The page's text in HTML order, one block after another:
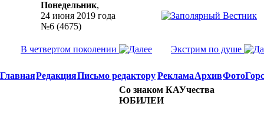
Понедельник,
24 июня 2019 года
№6 (4675)
В четвертом поколении Экстрим по душе
ГлавнаяРедакцияПисьмо редакторуРекламаАрхивФото
Со знаком КАУчества
ЮБИЛЕИ